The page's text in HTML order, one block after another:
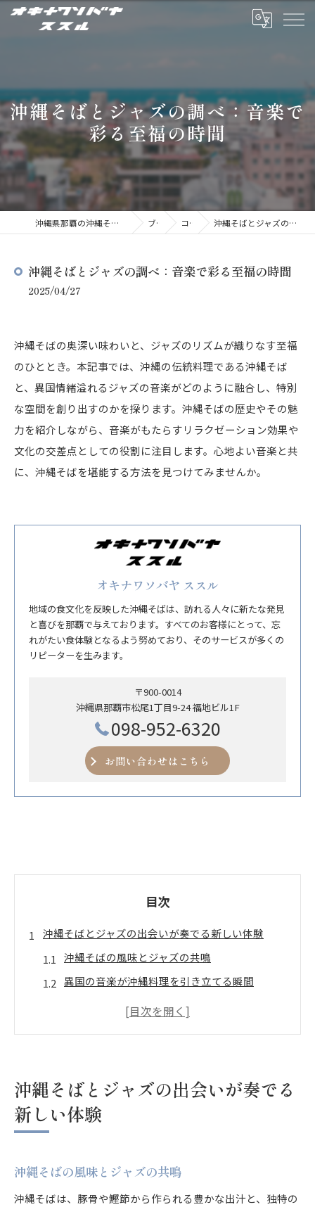
沖縄そばとジャズの調べ：音楽で
彩る至福の時間
沖縄県那覇の沖縄そばならオキナワソバヤ ススル ブログ コラム 沖縄そばとジャズの調べ：音楽で彩る至福の時間
沖縄そばとジャズの調べ：音楽で彩る至福の時間
2025/04/27
沖縄そばの奥深い味わいと、ジャズのリズムが織りなす至福
のひととき。本記事では、沖縄の伝統料理である沖縄そば
と、異国情緒溢れるジャズの音楽がどのように融合し、特別
な空間を創り出すのかを探ります。沖縄そばの歴史やその魅
力を紹介しながら、音楽がもたらすリラクゼーション効果や
文化の交差点としての役割に注目します。心地よい音楽と共
に、沖縄そばを堪能する方法を見つけてみませんか。
オキナワソバヤ ススル
地域の食文化を反映した沖縄そばは、訪れる人々に新たな発見
と喜びを那覇で与えております。すべてのお客様にとって、忘
れがたい食体験となるよう努めており、そのサービスが多くの
リピーターを生みます。
〒900-0014
沖縄県那覇市松尾1丁目9-24 福地ビル1F
098-952-6320
お問い合わせはこちら
目次
沖縄そばとジャズの出会いが奏でる新しい体験
沖縄そばの風味とジャズの共鳴
異国の音楽が沖縄料理を引き立てる瞬間
ジャズと沖縄そばのハーモニー
沖縄そばの歴史とジャズの共鳴が生む特別な空間
沖縄そばの起源とその歴史
沖縄そばとジャズの文化的交差点
伝統と現代の融合が生む新たな価値
沖縄そばとジャズの出会いが奏でる
新しい体験
沖縄そばの風味とジャズの共鳴
沖縄そばは、豚骨や鰹節から作られる豊かな出汁と、独特の